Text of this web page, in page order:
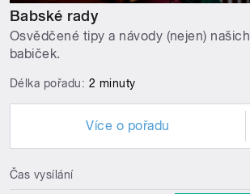
Babské rady
Osvědčené tipy a návody (nejen) našich
babiček.
Délka pořadu: 2 minuty
Více o pořadu
Čas vysílání